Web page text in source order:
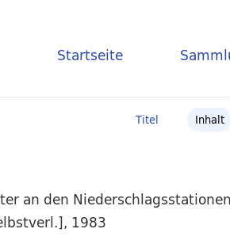
Startseite
Titel Inhalt
an den
1983